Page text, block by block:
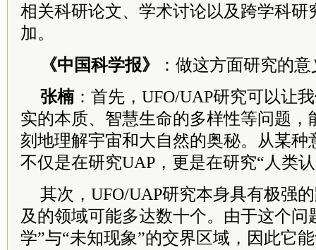
相关科研论文、学术讨论以及跨学科研
加。
《中国科学报》
：做这方面研究的
张楠：首先，UFO/UAP研究可以让
实的本质、智慧生命的多样性等问题，
刻地理解宇宙和大自然的奥秘。从某种
不仅是在研究UAP，更是在研究“人类
其次，UFO/UAP研究本身具有极强
及的领域可能多达数十个。由于这个问
学”与“未知现象”的交界区域，因此它